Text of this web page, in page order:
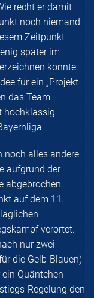
recht er damit
noch niemand
Zeitpunkt
später im
konnte,
für ein „Projekt
das Team
hochklassig
noch alles andere
aufgrund der
abgebrochen.
auf dem 11.
verortet.
nur zwei
die Gelb-Blauen)
Quäntchen
Regelung den